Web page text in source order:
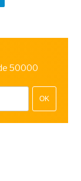
50000
OK